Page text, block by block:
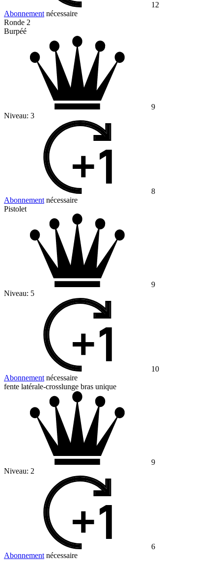
12
Abonnement nécessaire
Ronde 2
Burpéé
9
Niveau: 3
8
Abonnement nécessaire
Pistolet
9
Niveau: 5
10
Abonnement nécessaire
fente latérale-crosslunge bras unique
9
Niveau: 2
6
Abonnement nécessaire